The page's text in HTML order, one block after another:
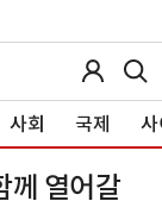
사회 국제 사
께 열어갈